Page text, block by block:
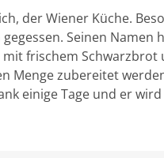
der Wiener Küche.
Seinen Namen
frischem
Menge zubereitet
einige Tage und er